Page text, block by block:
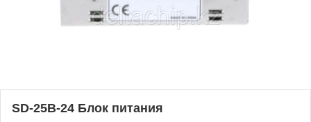
SD-25B-24 Блок питания